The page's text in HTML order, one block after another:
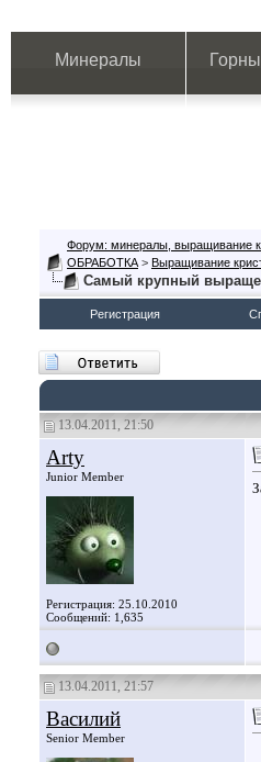
Минералы
Форум: минералы, выращивание
ОБРАБОТКА > Выращивание
Самый крупный
Регистрация
13.04.2011, 21:50
Arty
Junior Member
Регистрация: 25.10.2010
Сообщений: 1,635
13.04.2011, 21:57
Василий
Senior Member